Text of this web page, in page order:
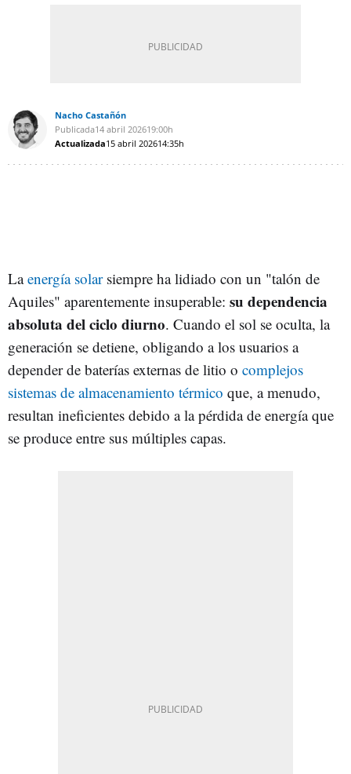
Nacho Castañón
Publicada14 abril 202619:00h
Actualizada15 abril 202614:35h
Laenergía solarsiempre ha lidiado con un "talón de
Aquiles" aparentemente insuperable: su dependencia
absoluta del ciclo diurno. Cuando el sol se oculta, la
generación se detiene, obligando a los usuarios a
depender de baterías externas de litio o complejos
sistemas de almacenamiento térmico que, a menudo,
resultan ineficientes debido a la pérdida de energía que
se produce entre sus múltiples capas.